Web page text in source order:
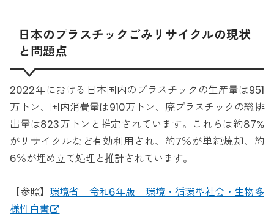
日本のプラスチックごみリサイクルの現状
と問題点
2022年における日本国内のプラスチックの生産量は951
万トン、国内消費量は910万トン、廃プラスチックの総排
出量は823万トンと推定されています。これらは約87%
がリサイクルなど有効利用され、約7％が単純焼却、約
6％が埋め立て処理と推計されています。
【参照】環境省 令和6年版 環境・循環型社会・生物多
様性白書